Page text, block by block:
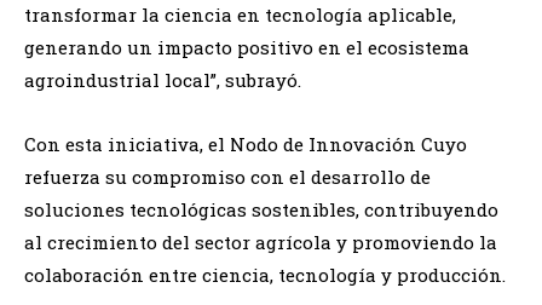
transformar la ciencia en tecnología aplicable,
generando un impacto positivo en el ecosistema
agroindustrial local”, subrayó.
Con esta iniciativa, el Nodo de Innovación Cuyo
refuerza su compromiso con el desarrollo de
soluciones tecnológicas sostenibles, contribuyendo
al crecimiento del sector agrícola y promoviendo la
colaboración entre ciencia, tecnología y producción.